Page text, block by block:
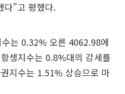
다”고 평했다.
는 0.32% 오른 4062.98에
셍지수는 0.8%대의 강세를
지수는 1.51% 상승으로 마